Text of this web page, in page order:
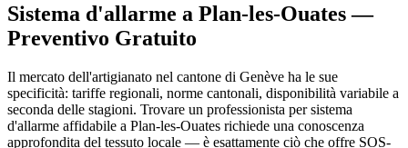
Sistema d'allarme a Plan-les-Ouates —
Preventivo Gratuito
Il mercato dell'artigianato nel cantone di Genève ha le sue
specificità: tariffe regionali, norme cantonali, disponibilità variabile a
seconda delle stagioni. Trovare un professionista per sistema
d'allarme affidabile a Plan-les-Ouates richiede una conoscenza
approfondita del tessuto locale — è esattamente ciò che offre SOS-